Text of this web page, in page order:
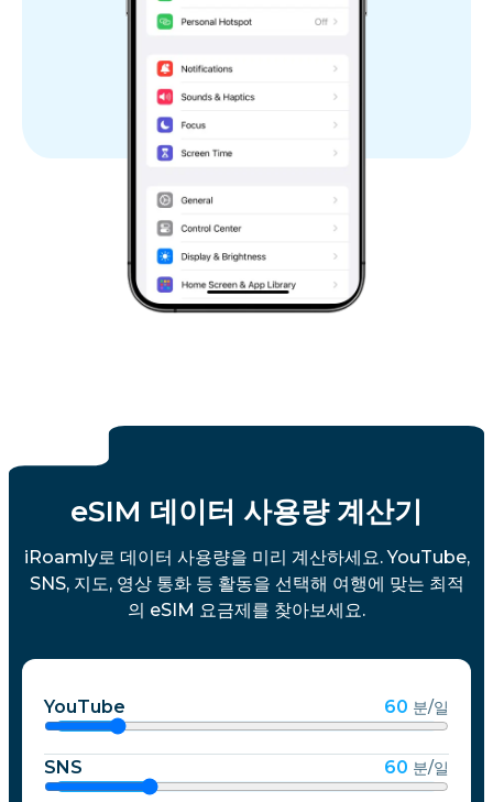
eSIM 데이터 사용량 계산기
iRoamly로 데이터 사용량을 미리 계산하세요. YouTube,
SNS, 지도, 영상 통화 등 활동을 선택해 여행에 맞는 최적
의 eSIM 요금제를 찾아보세요.
YouTube 60 분/일
SNS 60 분/일